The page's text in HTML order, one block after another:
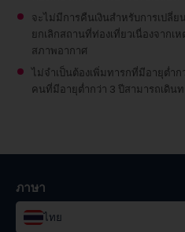
จะไม่มีการคืนเงินสำหรับการเปลี่
ยกเลิกสถานที่ท่องเที่ยวเนื่องจากเ
สภาพอากาศ
ไม่จำเป็นต้องเพิ่มทารกที่มีอายุต่ำ
คนที่มีอายุต่ำกว่า 3 ปีสามารถเดิน
ภาษา
ไทย